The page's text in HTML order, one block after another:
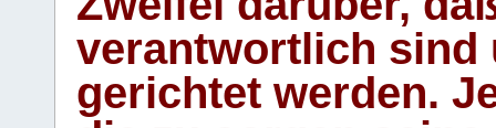
verantwortlich sind
gerichtet werden.